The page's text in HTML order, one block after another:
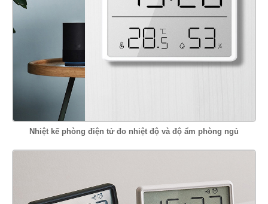
Nhiệt kế phòng điện tử đo nhiệt độ và độ ẩm phòng ngủ